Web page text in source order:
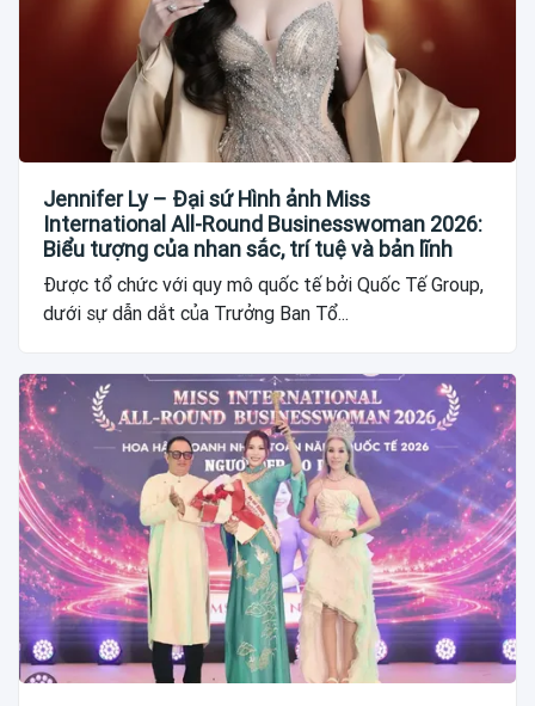
Jennifer Ly – Đại sứ Hình ảnh Miss
International All-Round Businesswoman 2026:
Biểu tượng của nhan sắc, trí tuệ và bản lĩnh
Được tổ chức với quy mô quốc tế bởi Quốc Tế Group,
dưới sự dẫn dắt của Trưởng Ban Tổ...